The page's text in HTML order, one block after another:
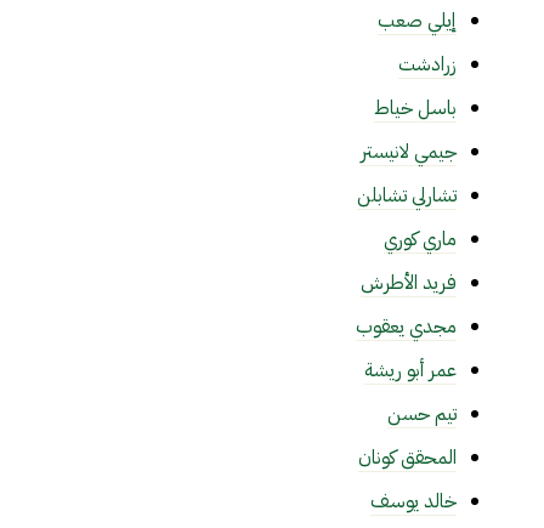
إيلي صعب
زرادشت
باسل خياط
جيمي لانيستر
تشارلي تشابلن
ماري كوري
فريد الأطرش
مجدي يعقوب
عمر أبو ريشة
تيم حسن
المحقق كونان
خالد يوسف